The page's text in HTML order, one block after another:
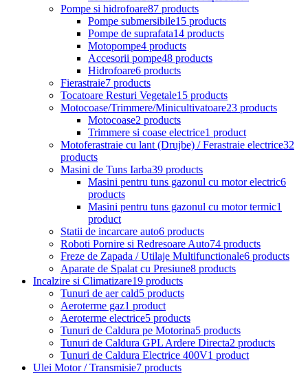
Pompe si hidrofoare87 products
Pompe submersibile15 products
Pompe de suprafata14 products
Motopompe4 products
Accesorii pompe48 products
Hidrofoare6 products
Fierastraie7 products
Tocatoare Resturi Vegetale15 products
Motocoase/Trimmere/Minicultivatoare23 products
Motocoase2 products
Trimmere si coase electrice1 product
Motoferastraie cu lant (Drujbe) / Ferastraie electrice32
products
Masini de Tuns Iarba39 products
Masini pentru tuns gazonul cu motor electric6
products
Masini pentru tuns gazonul cu motor termic1
product
Statii de incarcare auto6 products
Roboti Pornire si Redresoare Auto74 products
Freze de Zapada / Utilaje Multifunctionale6 products
Aparate de Spalat cu Presiune8 products
Incalzire si Climatizare19 products
Tunuri de aer cald5 products
Aeroterme gaz1 product
Aeroterme electrice5 products
Tunuri de Caldura pe Motorina5 products
Tunuri de Caldura GPL Ardere Directa2 products
Tunuri de Caldura Electrice 400V1 product
Ulei Motor / Transmisie7 products